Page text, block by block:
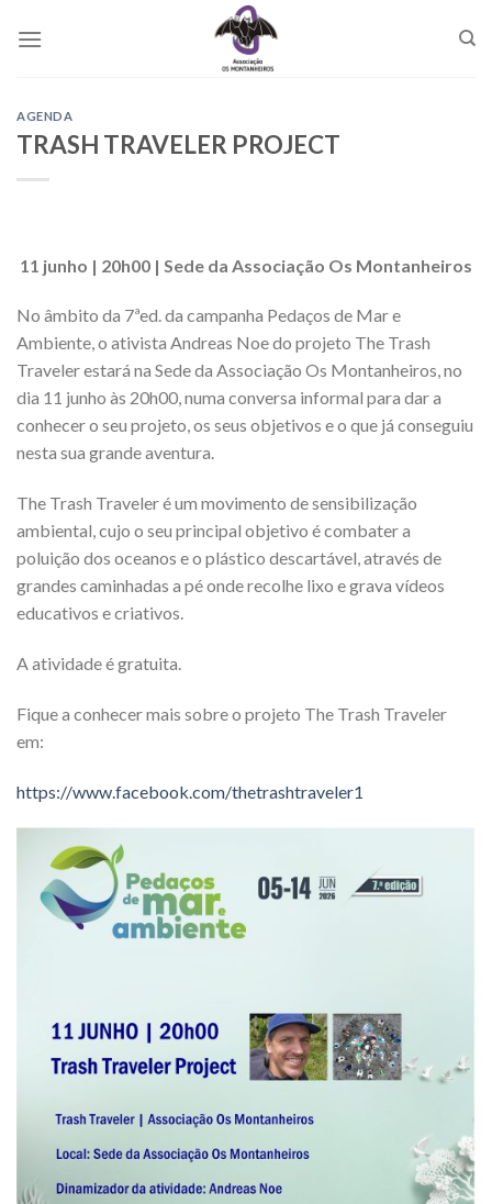
AGENDA
TRASH TRAVELER PROJECT
11 junho | 20h00 | Sede da Associação Os Montanheiros
No âmbito da 7ªed. da campanha Pedaços de Mar e
Ambiente, o ativista Andreas Noe do projeto The Trash
Traveler estará na Sede da Associação Os Montanheiros, no
dia 11 junho às 20h00, numa conversa informal para dar a
conhecer o seu projeto, os seus objetivos e o que já conseguiu
nesta sua grande aventura.
The Trash Traveler é um movimento de sensibilização
ambiental, cujo o seu principal objetivo é combater a
poluição dos oceanos e o plástico descartável, através de
grandes caminhadas a pé onde recolhe lixo e grava vídeos
educativos e criativos.
A atividade é gratuita.
Fique a conhecer mais sobre o projeto The Trash Traveler
em:
https://www.facebook.com/thetrashtraveler1